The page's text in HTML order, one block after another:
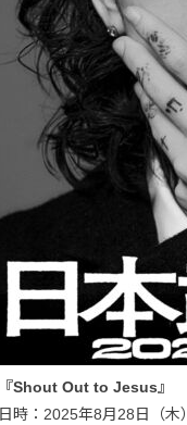
『Shout Out to Jesus』
日時：2025年8月28日（